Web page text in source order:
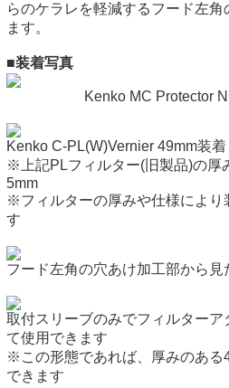
らのケラレを軽減するフード左
ます。
■装着写真
Kenko MC Protector
Kenko C-PL(W)Vernier 49mm装着
※上記PLフィルター(旧製品)の厚
5mm
※フィルターの厚みや仕様により
す
フード左角の穴あけ加工部から
取付スリーブのみでフィルター
て使用できます
※この形態であれば、厚みのある
できます